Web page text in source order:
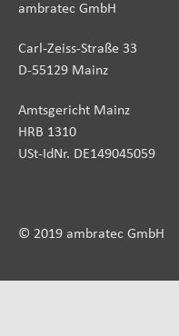
ambratec GmbH
Carl-Zeiss-Straße 33
D-55129 Mainz
Amtsgericht Mainz
HRB 1310
USt-IdNr. DE149045059
© 2019 ambratec GmbH